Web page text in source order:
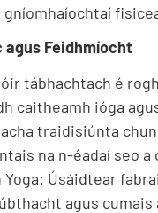
gníomhaíochtaí
agus Feidhmíocht
tábhachtach é
caitheamh ióga
traidisiúnta
na n-éadaí seo a
Yoga: Úsáidtear
agus cumais